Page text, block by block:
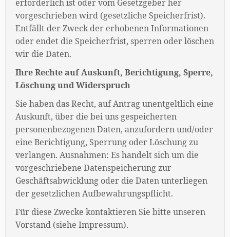
erforderlich ist oder vom Gesetzgeber her
vorgeschrieben wird (gesetzliche Speicherfrist).
Entfällt der Zweck der erhobenen Informationen
oder endet die Speicherfrist, sperren oder löschen
wir die Daten.
Ihre Rechte auf Auskunft, Berichtigung, Sperre,
Löschung und Widerspruch
Sie haben das Recht, auf Antrag unentgeltlich eine
Auskunft, über die bei uns gespeicherten
personenbezogenen Daten, anzufordern und/oder
eine Berichtigung, Sperrung oder Löschung zu
verlangen. Ausnahmen: Es handelt sich um die
vorgeschriebene Datenspeicherung zur
Geschäftsabwicklung oder die Daten unterliegen
der gesetzlichen Aufbewahrungspflicht.
Für diese Zwecke kontaktieren Sie bitte unseren
Vorstand (siehe Impressum).